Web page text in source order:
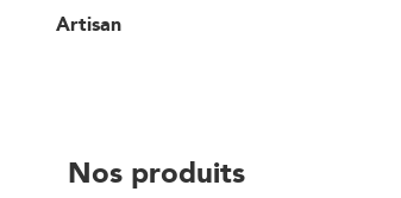
Artisan
Nos produits